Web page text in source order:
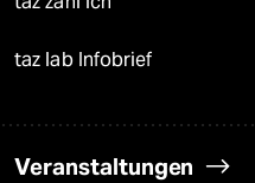
taz lab Infobrief
Veranstaltungen